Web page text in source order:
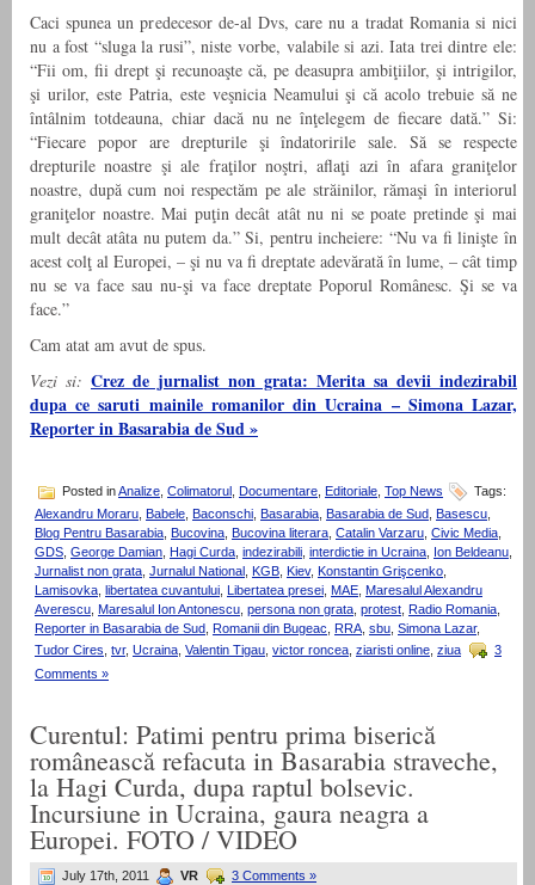
Caci spunea un predecesor de-al Dvs, care nu a tradat Romania si nici
nu a fost “sluga la rusi”, niste vorbe, valabile si azi. Iata trei dintre ele:
“Fii om, fii drept şi recunoaşte că, pe deasupra ambiţiilor, şi intrigilor,
şi urilor, este Patria, este veşnicia Neamului şi că acolo trebuie să ne
întâlnim totdeauna, chiar dacă nu ne înţelegem de fiecare dată.” Si:
“Fiecare popor are drepturile şi îndatoririle sale. Să se respecte
drepturile noastre şi ale fraţilor noştri, aflaţi azi în afara graniţelor
noastre, după cum noi respectăm pe ale străinilor, rămaşi în interiorul
graniţelor noastre. Mai puţin decât atât nu ni se poate pretinde şi mai
mult decât atâta nu putem da.” Si, pentru incheiere: “Nu va fi linişte în
acest colţ al Europei, – şi nu va fi dreptate adevărată în lume, – cât timp
nu se va face sau nu-şi va face dreptate Poporul Românesc. Şi se va
face.”
Cam atat am avut de spus.
Vezi si: Crez de jurnalist non grata: Merita sa devii indezirabil
dupa ce saruti mainile romanilor din Ucraina – Simona Lazar,
Reporter in Basarabia de Sud »
Posted inAnalize Colimatorul Documentare Editoriale Top News
Tags:
Alexandru Moraru, Babele, Baconschi, Basarabia, Basarabia de Sud, Basescu,
Blog Pentru Basarabia, Bucovina, Bucovina literara, Catalin Varzaru, Civic Media,
GDS, George Damian, Hagi Curda, indezirabili, interdictie in Ucraina, Ion Beldeanu,
Jurnalist non grata, Jurnalul National , KGB, Kiev, Konstantin Grişcenko,
Lamisovka, libertatea cuvantului, Libertatea presei, MAE, Maresalul Alexandru
Averescu, Maresalul Ion Antonescu, persona non grata, protest, Radio Romania,
Reporter in Basarabia de Sud, Romanii din Bugeac, RRA, sbu, Simona Lazar,
Tudor Cires tvr, Ucraina Valentin Tigau victor roncea ziaristi online ziua
3
Comments »
Curentul: Patimi pentru prima biserică
românească refacuta in Basarabia straveche,
la Hagi Curda, dupa raptul bolsevic.
Incursiune in Ucraina, gaura neagra a
Europei. FOTO / VIDEO
July 17th, 2011 VR 3 Comments »